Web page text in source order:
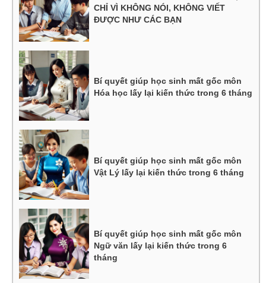
CHỈ VÌ KHÔNG NÓI, KHÔNG VIẾT
ĐƯỢC NHƯ CÁC BẠN
Bí quyết giúp học sinh mất gốc môn
Hóa học lấy lại kiến thức trong 6 tháng
Bí quyết giúp học sinh mất gốc môn
Vật Lý lấy lại kiến thức trong 6 tháng
Bí quyết giúp học sinh mất gốc môn
Ngữ văn lấy lại kiến thức trong 6
tháng